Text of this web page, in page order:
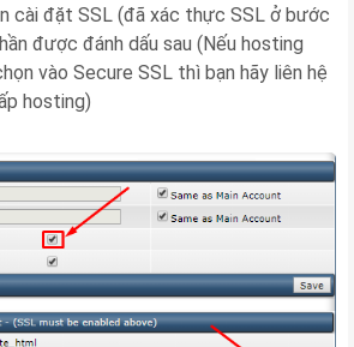
cài đặt SSL (đã xác thực SSL ở bước
được đánh dấu sau (Nếu hosting
vào Secure SSL thì bạn hãy liên hệ
hosting)